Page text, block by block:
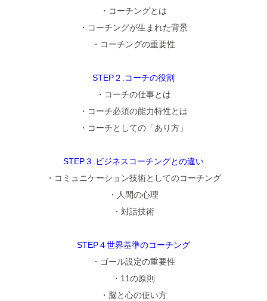
・コーチングとは
・コーチングが生まれた背景
・コーチングの重要性
STEP２.コーチの役割
・コーチの仕事とは
・コーチ必須の能力特性とは
・コーチとしての「あり方」
STEP３.ビジネスコーチングとの違い
・コミュニケーション技術としてのコーチング
・人間の心理
・対話技術
STEP４世界基準のコーチング
・ゴール設定の重要性
・11の原則
・脳と心の使い方